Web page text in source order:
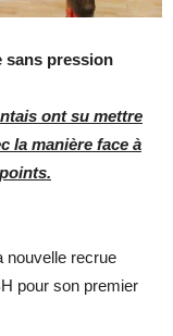
sans pression
ont su mettre
la manière face à
nouvelle recrue
pour son premier